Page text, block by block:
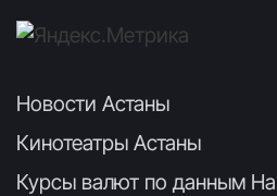
Новости Астаны
Кинотеатры Астаны
Курсы валют по данным